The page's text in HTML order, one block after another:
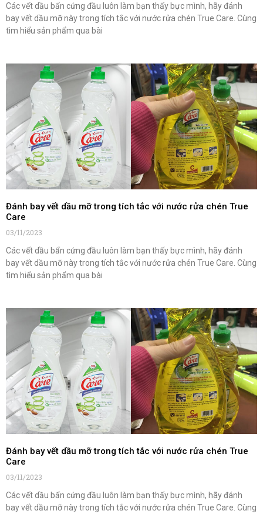
Các vết dầu bẩn cứng đầu luôn làm bạn thấy bực mình, hãy đánh
bay vết dầu mỡ này trong tích tắc với nước rửa chén True Care. Cùng
tìm hiểu sản phẩm qua bài
Đánh bay vết dầu mỡ trong tích tắc với nước rửa chén True
Care
03/11/2023
Các vết dầu bẩn cứng đầu luôn làm bạn thấy bực mình, hãy đánh
bay vết dầu mỡ này trong tích tắc với nước rửa chén True Care. Cùng
tìm hiểu sản phẩm qua bài
Đánh bay vết dầu mỡ trong tích tắc với nước rửa chén True
Care
03/11/2023
Các vết dầu bẩn cứng đầu luôn làm bạn thấy bực mình, hãy đánh
bay vết dầu mỡ này trong tích tắc với nước rửa chén True Care. Cùng